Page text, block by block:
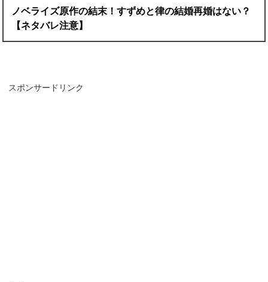
ノベライズ原作の結末！すずめと律の結婚再婚はない？
【ネタバレ注意】
スポンサードリンク